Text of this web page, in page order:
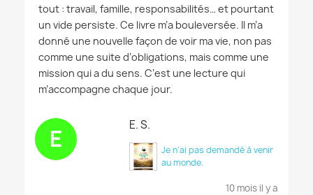
tout : travail, famille, responsabilités… et pourtant
un vide persiste. Ce livre m’a bouleversée. Il m’a
donné une nouvelle façon de voir ma vie, non pas
comme une suite d’obligations, mais comme une
mission qui a du sens. C’est une lecture qui
m’accompagne chaque jour.
E E. S.
Je n’ai pas demandé à venir
au monde.
10 mois il y a